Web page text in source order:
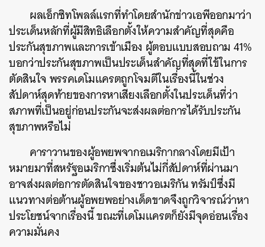
ผลเอ็กซิทโพลล์แรกที่ทำโดยสำนักข่าวเอพีออกมาว่า
ประเด็นหลักที่ผู้มีสิทธิเลือกตั้งให้ความสำคัญที่สุดคือ
ประกันสุขภาพและการเข้าเมือง ผู้ตอบแบบสอบถาม 41%
บอกว่าประกันสุขภาพเป็นประเด็นสำคัญที่สุดที่ใข้ในการ
ตัดสินใจ พรรคเดโมแครตถูกโจมตีในเรื่องนี้ในช่วง
สัปดาห์สุดท้ายของการหาเสียงเลือกตั้งในประเด็นที่ว่า
สภาพที่เป็นอยู่ก่อนประกันจะส่งผลต่อการได้รับประกัน
สุขภาพหรือไม่
คาราวานของผู้อพยพจากอเมริกากลางโดยมีเป้า
หมายมาที่สหรัฐอเมริกาซึ่งเริ่มต้นไม่กี่สัปดาห์ที่ผ่านมา
อาจส่งผลต่อการตัดสินใจของชาวอเมริกัน ทรัมป์ซึ่งมี
แนวทางต่อต้านผู้อพยพอย่างเด็ดขาดจึงถูกวิจารณ์ว่าหา
ประโยชน์จากเรื่องนี้ ขณะที่เดโมแครตก็ยังมีจุดอ่อนเรื่อง
ความมั่นคง